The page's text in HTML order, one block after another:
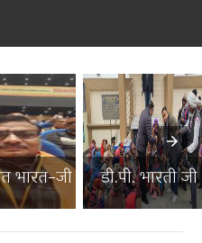
भारत–जी राम जी जनज...
डी.पी. भारती